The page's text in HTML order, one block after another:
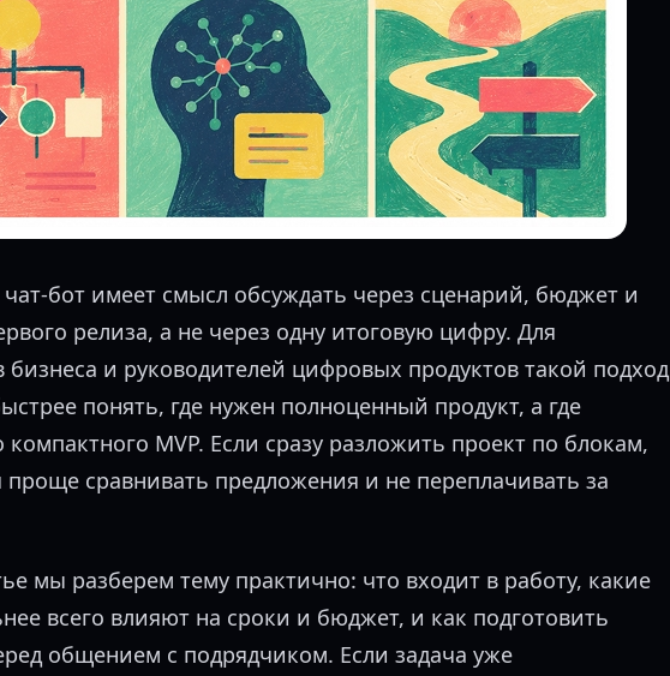
бот имеет смысл обсуждать через сценарий, бюджет и
релиза, а не через одну итоговую цифру. Для
бизнеса и руководителей цифровых продуктов такой подход
понять, где нужен полноценный продукт, а где
компактного MVP. Если сразу разложить проект по блокам,
проще сравнивать предложения и не переплачивать за
мы разберем тему практично: что входит в работу, какие
всего влияют на сроки и бюджет, и как подготовить
общением с подрядчиком. Если задача уже